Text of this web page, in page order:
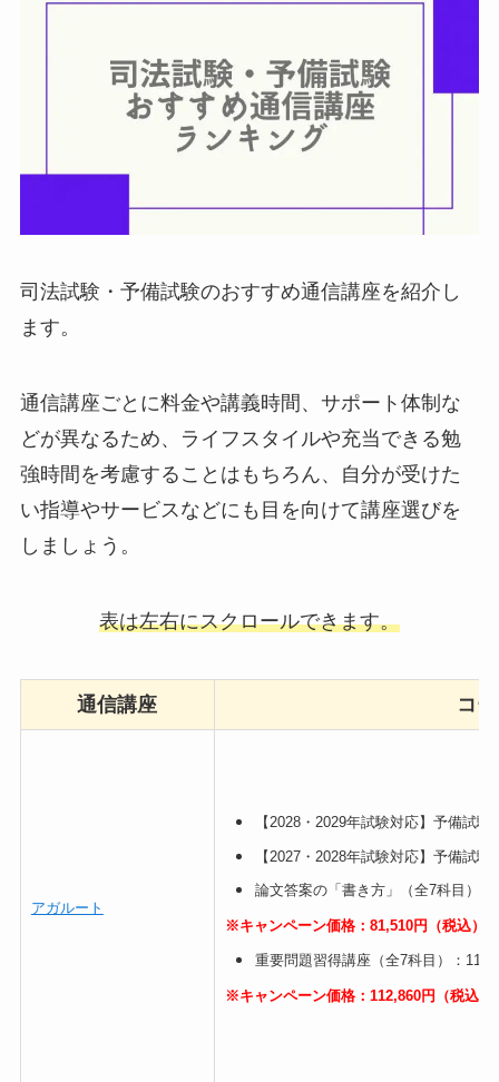
司法試験・予備試験のおすすめ通信講座を紹介し
ます。
通信講座ごとに料金や講義時間、サポート体制な
どが異なるため、ライフスタイルや充当できる勉
強時間を考慮することはもちろん、自分が受けた
い指導やサービスなどにも目を向けて講座選びを
しましょう。
表は左右にスクロールできます。
通信講座 コ
アガルート
【2028・2029年試験対応】予備試
【2027・2028年試験対応】予備試
論文答案の「書き方」（全7科目）：
※キャンペーン価格：81,510円（税込）
重要問題習得講座（全7科目）：
※キャンペーン価格：112,860円（税込）